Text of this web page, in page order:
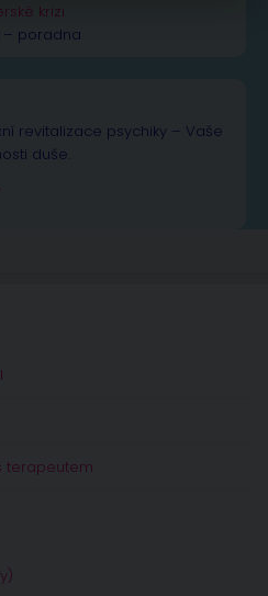
krizi
– poradna
revitalizace psychiky – Vaše
duše.
terapeutem